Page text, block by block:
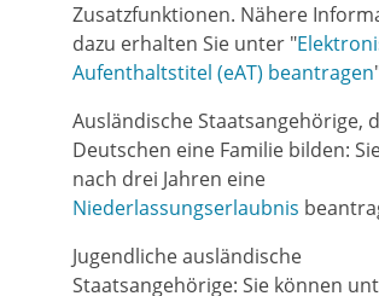
Zusatzfunktionen. Nähere
dazu erhalten Sie unter "
Aufenthaltstitel (eAT) beantragen
Ausländische Staatsangehörige,
Deutschen eine Familie bilden:
nach drei Jahren eine
Niederlassungserlaubnis
Jugendliche ausländische
Staatsangehörige: Sie können